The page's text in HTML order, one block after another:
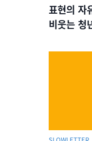
표현의 자
비웃는 청